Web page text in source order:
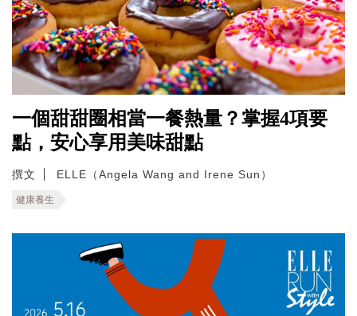
一個甜甜圈相當一餐熱量？掌握4項要
點，安心享用美味甜點
撰文 ELLE（Angela Wang and Irene Sun）
健康養生